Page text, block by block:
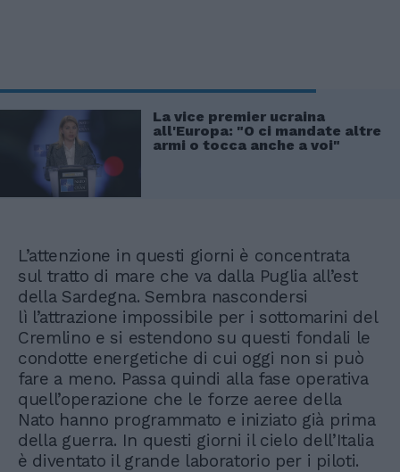
La vice premier ucraina
all'Europa: "O ci mandate altre
armi o tocca anche a voi"
L’attenzione in questi giorni è concentrata
sul tratto di mare che va dalla Puglia all’est
della Sardegna. Sembra nascondersi
lì l’attrazione impossibile per i sottomarini del
Cremlino e si estendono su questi fondali le
condotte energetiche di cui oggi non si può
fare a meno. Passa quindi alla fase operativa
quell’operazione che le forze aeree della
Nato hanno programmato e iniziato già prima
della guerra. In questi giorni il cielo dell’Italia
è diventato il grande laboratorio per i piloti.